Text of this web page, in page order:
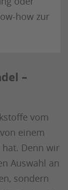
how zur
–
vom
einem
hat. Denn wir
Auswahl an
sondern